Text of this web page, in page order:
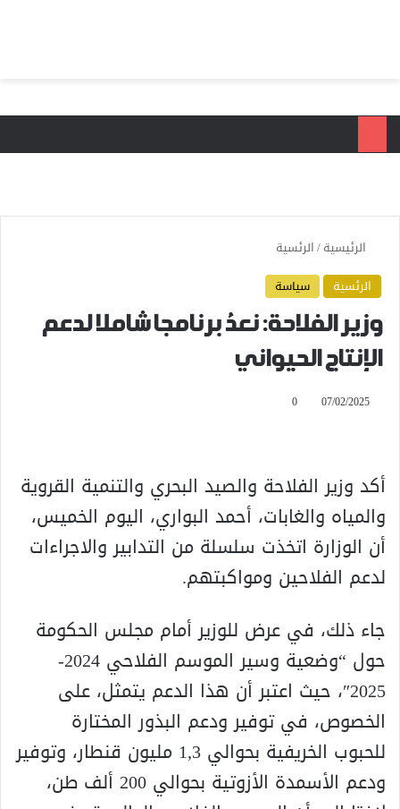
الرئيسية/الرئسية
الرئسية
سياسة
وزير الفلاحة: نعدُ برنامجا شاملا لدعم
الإنتاج الحيواني
07/02/2025
0
أكد وزير الفلاحة والصيد البحري والتنمية القروية
والمياه والغابات، أحمد البواري، اليوم الخميس،
أن الوزارة اتخذت سلسلة من التدابير والاجراءات
لدعم الفلاحين ومواكبتهم.
جاء ذلك، في عرض للوزير أمام مجلس الحكومة
حول “وضعية وسير الموسم الفلاحي 2024-
2025″، حيث اعتبر أن هذا الدعم يتمثل، على
الخصوص، في توفير ودعم البذور المختارة
للحبوب الخريفية بحوالي 1,3 مليون قنطار، وتوفير
ودعم الأسمدة الأزوتية بحوالي 200 ألف طن،